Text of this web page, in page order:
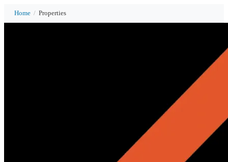
Home / Properties